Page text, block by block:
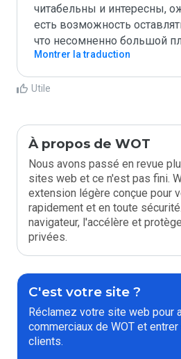
читабельны и интересны,
есть возможность
что несомненно большой
Montrer la traduction
Utile
À propos de WOT
Nous avons passé en revue
sites web et ce n'est pas fini.
extension légère conçue pour
rapidement et en toute
navigateur, l'accélère et
privées.
C'est votre site ?
Réclamez votre site web pour
commerciaux de WOT et
clients.